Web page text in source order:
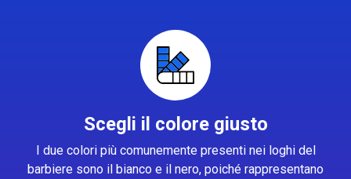
Scegli il colore giusto
I due colori più comunemente presenti nei loghi del
barbiere sono il bianco e il nero, poiché rappresentano